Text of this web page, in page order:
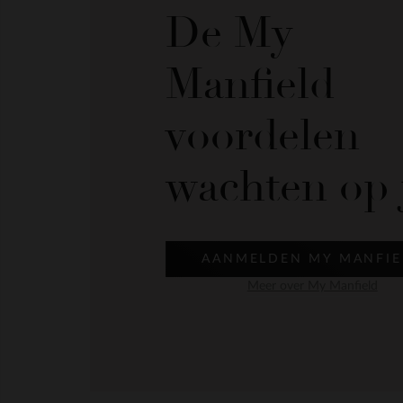
De My
Manfield
voordelen
wachten op
AANMELDEN MY